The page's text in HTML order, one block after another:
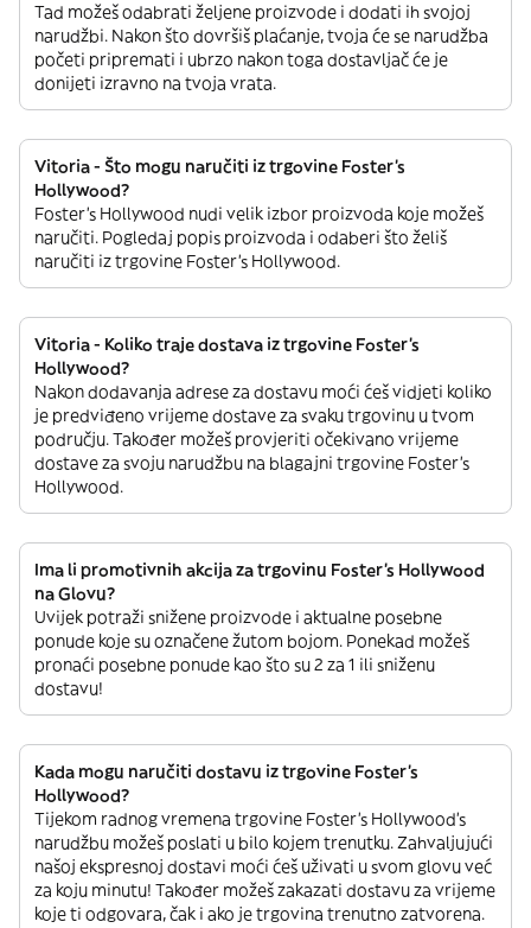
Tad možeš odabrati željene proizvode i dodati ih svojoj
narudžbi. Nakon što dovršiš plaćanje, tvoja će se narudžba
početi pripremati i ubrzo nakon toga dostavljač će je
donijeti izravno na tvoja vrata.
Vitoria - Što mogu naručiti iz trgovine Foster's
Hollywood?
Foster's Hollywood nudi velik izbor proizvoda koje možeš
naručiti. Pogledaj popis proizvoda i odaberi što želiš
naručiti iz trgovine Foster's Hollywood.
Vitoria - Koliko traje dostava iz trgovine Foster's
Hollywood?
Nakon dodavanja adrese za dostavu moći ćeš vidjeti koliko
je predviđeno vrijeme dostave za svaku trgovinu u tvom
području. Također možeš provjeriti očekivano vrijeme
dostave za svoju narudžbu na blagajni trgovine Foster's
Hollywood.
Ima li promotivnih akcija za trgovinu Foster's Hollywood
na Glovu?
Uvijek potraži snižene proizvode i aktualne posebne
ponude koje su označene žutom bojom. Ponekad možeš
pronaći posebne ponude kao što su 2 za 1 ili sniženu
dostavu!
Kada mogu naručiti dostavu iz trgovine Foster's
Hollywood?
Tijekom radnog vremena trgovine Foster's Hollywood’s
narudžbu možeš poslati u bilo kojem trenutku. Zahvaljujući
našoj ekspresnoj dostavi moći ćeš uživati u svom glovu već
za koju minutu! Također možeš zakazati dostavu za vrijeme
koje ti odgovara, čak i ako je trgovina trenutno zatvorena.